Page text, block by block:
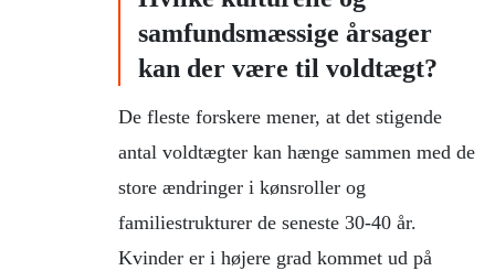
samfundsmæssige årsager
kan der være til voldtægt?
De fleste forskere mener, at det stigende
antal voldtægter kan hænge sammen med de
store ændringer i kønsroller og
familiestrukturer de seneste 30-40 år.
Kvinder er i højere grad kommet ud på